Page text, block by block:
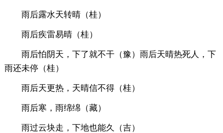
雨后露水天转晴（桂）
雨后疾雷易晴（桂）
雨后怕阴天，下了就不干（豫）雨后天晴热死人，下
雨还未停（桂）
雨后天更热，天晴信不得（桂）
雨后寒，雨绵绵（藏）
雨过云块走，下地也能久（吉）